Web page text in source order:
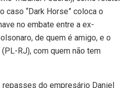
“Dark Horse” coloca o
no embate entre a ex-
de quem é amigo, e o
RJ), com quem não tem
repasses do empresário Daniel